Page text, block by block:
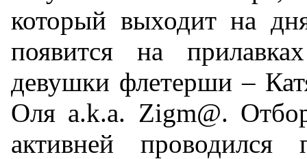
который выходит на
появится на
девушки флетерши –
Оля a.k.a. Zigm@.
активней